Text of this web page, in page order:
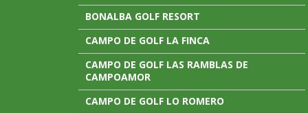
BONALBA GOLF RESORT
CAMPO DE GOLF LA FINCA
CAMPO DE GOLF LAS RAMBLAS DE
CAMPOAMOR
CAMPO DE GOLF LO ROMERO